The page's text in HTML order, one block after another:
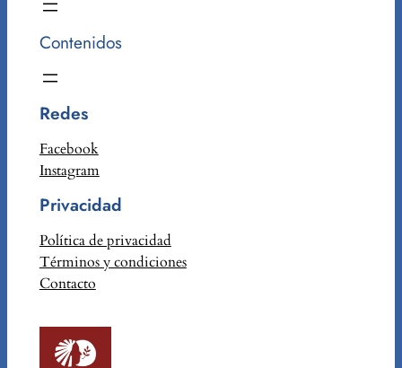
Contenidos
Redes
Facebook
Instagram
Privacidad
Política de privacidad
Términos y condiciones
Contacto